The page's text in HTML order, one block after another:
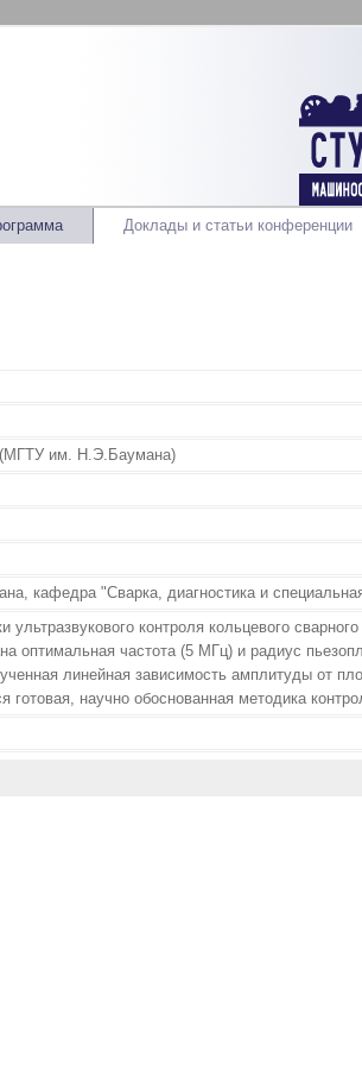
Доклады и статьи конференции
(МГТУ им. Н.Э.Баумана)
кафедра "Сварка, диагностика и
контроля кольцевого
оптимальная частота (5 МГц) и радиус
линейная зависимость амплитуды от
научно обоснованная методика